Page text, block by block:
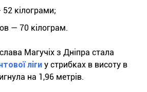
кілограми;
— 70 кілограм.
Магучіх з Дніпра стала
ліги у стрибках в висоту в
на 1,96 метрів.